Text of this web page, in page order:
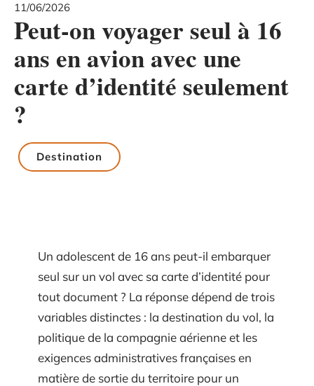
11/06/2026
Peut-on voyager seul à 16
ans en avion avec une
carte d’identité seulement
?
Destination
Un adolescent de 16 ans peut-il embarquer
seul sur un vol avec sa carte d’identité pour
tout document ? La réponse dépend de trois
variables distinctes : la destination du vol, la
politique de la compagnie aérienne et les
exigences administratives françaises en
matière de sortie du territoire pour un